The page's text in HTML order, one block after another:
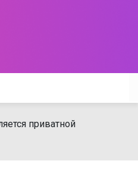
приватной